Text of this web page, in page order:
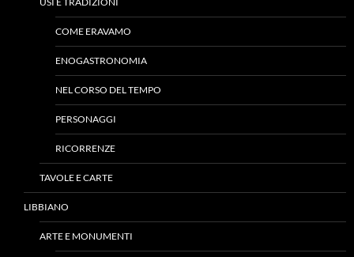
COME ERAVAMO
ENOGASTRONOMIA
NEL CORSO DEL TEMPO
PERSONAGGI
RICORRENZE
TAVOLE E CARTE
LIBBIANO
ARTE E MONUMENTI